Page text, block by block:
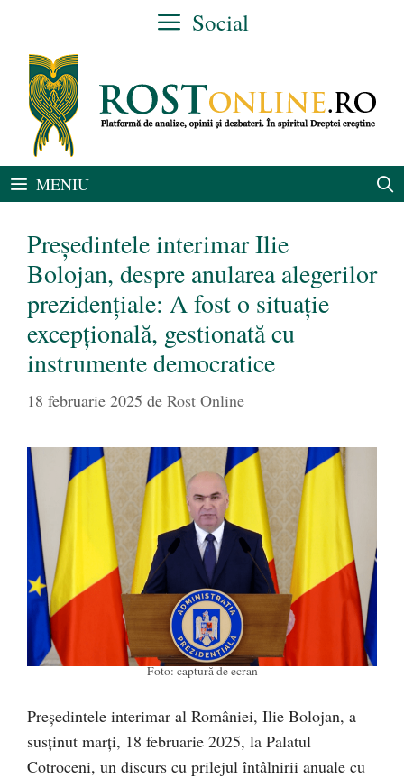
conținut
Social
MENIU
Președintele interimar Ilie
Bolojan, despre anularea alegerilor
prezidențiale: A fost o situație
excepțională, gestionată cu
instrumente democratice
18 februarie 2025 de Rost Online
Foto: captură de ecran
Președintele interimar al României, Ilie Bolojan, a
susținut marți, 18 februarie 2025, la Palatul
Cotroceni, un discurs cu prilejul întâlnirii anuale cu